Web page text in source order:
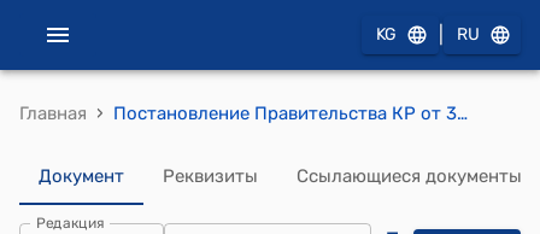
KG RU
Главная › Постановление Правительства КР от 30 августа 2007 года № 384 "О внесении изменения и дополнений в некоторые решения Правительства Кыргызской Республики"
Документ Реквизиты Ссылающиеся документы
Редакция